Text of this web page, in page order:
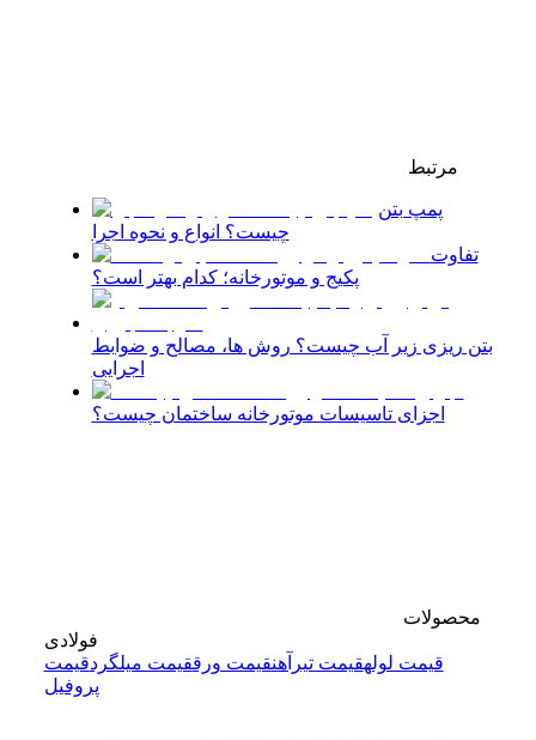
مرتبط
پمپ بتن
چیست؟ انواع و نحوه اجرا
تفاوت
پکیج و موتورخانه؛ کدام بهتر است؟
بتن ریزی زیر آب چیست؟ روش ها، مصالح و ضوابط
اجرایی
اجزای تاسیسات موتورخانه ساختمان چیست؟
محصولات
فولادی
قیمت لولهقیمت تیرآهنقیمت ورققیمت میلگردقیمت
پروفیل